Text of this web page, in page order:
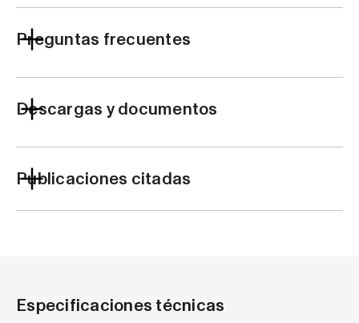
Preguntas frecuentes
Descargas y documentos
Publicaciones citadas
Especificaciones técnicas